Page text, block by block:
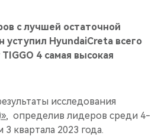
с лучшей остаточной
HyundaiCreta всего
4 самая высокая
исследования
, определив лидеров среди 4-
квартала 2023 года.